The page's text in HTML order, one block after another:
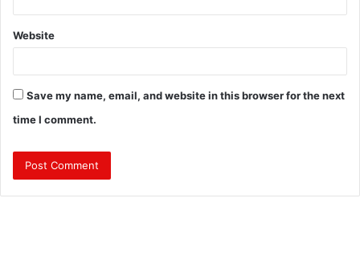
Website
Save my name, email, and website in this browser for the next
time I comment.